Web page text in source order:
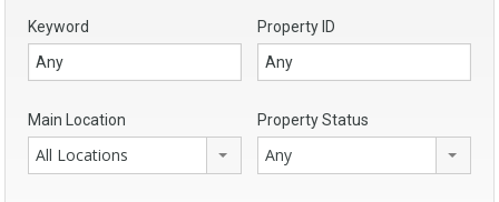
Keyword Property ID
Main Location
All Locations
Property Status
Any